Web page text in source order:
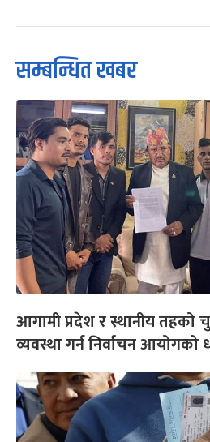
सम्बन्धित खबर
आगामी प्रदेश र स्थानीय तहको
व्यवस्था गर्न निर्वाचन आयोगको